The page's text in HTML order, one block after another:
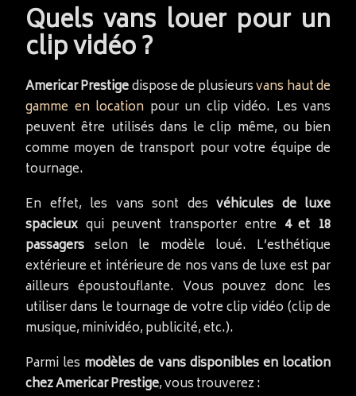
Quels vans louer pour un
clip vidéo ?
Americar Prestigedispose de plusieursvans haut de
gamme en location pour un clip vidéo. Les vans
peuvent être utilisés dans le clip même, ou bien
comme moyen de transport pour votre équipe de
tournage.
En effet, les vans sont des véhicules de luxe
spacieux qui peuvent transporter entre 4 et 18
passagers selon le modèle loué. L’esthétique
extérieure et intérieure de nos vans de luxe est par
ailleurs époustouflante. Vous pouvez donc les
utiliser dans le tournage de votre clip vidéo (clip de
musique, minividéo, publicité, etc.).
Parmi les modèles de vans disponibles en location
chez Americar Prestige, vous trouverez :